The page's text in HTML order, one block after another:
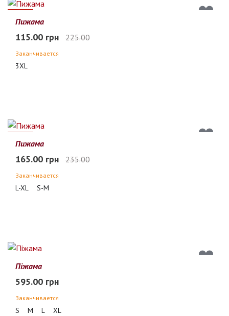
49%
Пижама
115.00 грн 225.00
Заканчивается
3XL
30%
Пижама
165.00 грн 235.00
Заканчивается
L-XL S-M
Піжама
595.00 грн
Заканчивается
S M L XL